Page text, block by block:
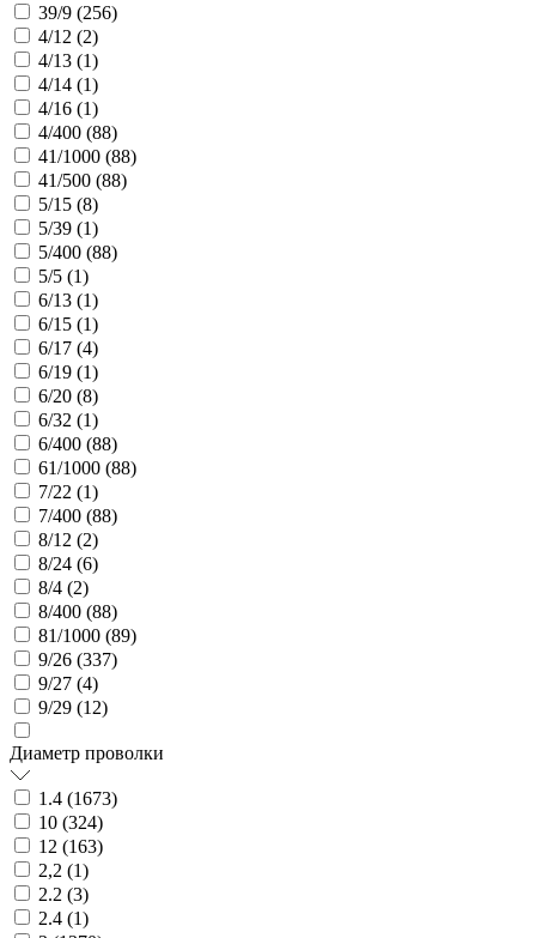
39/9 (256)
4/12 (2)
4/13 (1)
4/14 (1)
4/16 (1)
4/400 (88)
41/1000 (88)
41/500 (88)
5/15 (8)
5/39 (1)
5/400 (88)
5/5 (1)
6/13 (1)
6/15 (1)
6/17 (4)
6/19 (1)
6/20 (8)
6/32 (1)
6/400 (88)
61/1000 (88)
7/22 (1)
7/400 (88)
8/12 (2)
8/24 (6)
8/4 (2)
8/400 (88)
81/1000 (89)
9/26 (337)
9/27 (4)
9/29 (12)
Диаметр проволки
1.4 (1673)
10 (324)
12 (163)
2,2 (1)
2.2 (3)
2.4 (1)